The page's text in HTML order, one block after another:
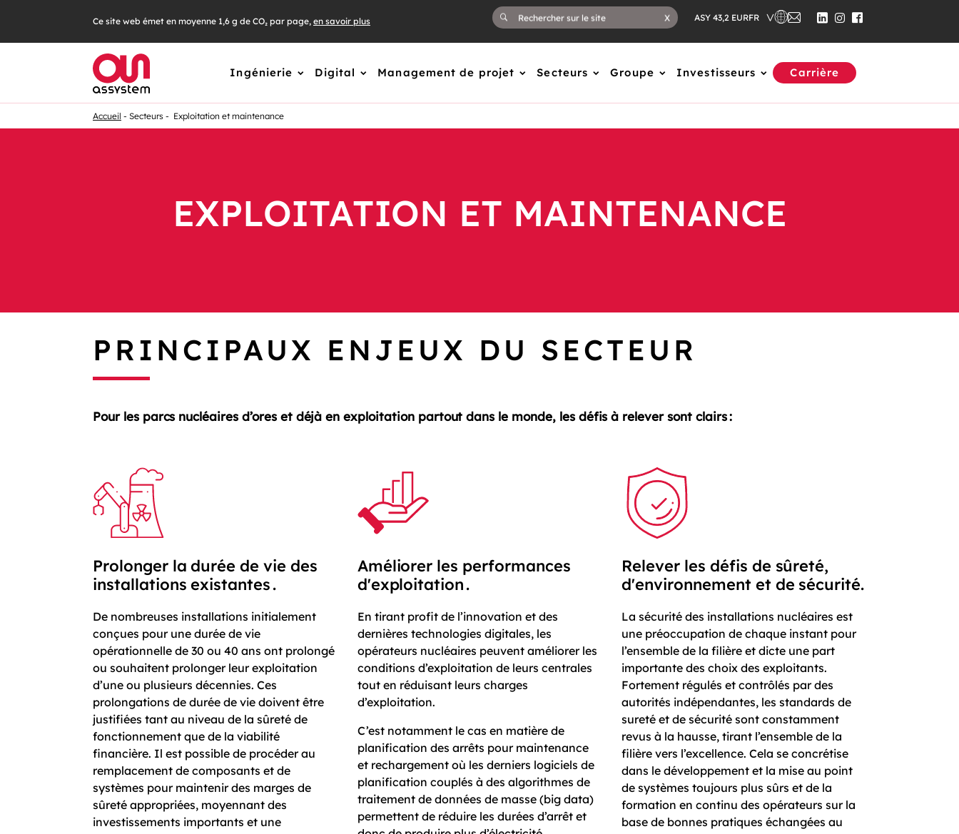
Ce site web émet en moyenne 1,6 g de CO₂ par page, en savoir plus X ASY 43,2 EURFR
Ingénierie Digital Management de projet Secteurs Groupe Investisseurs Carrière
Accueil Secteurs Exploitation et maintenance
EXPLOITATION ET MAINTENANCE
PRINCIPAUX ENJEUX DU SECTEUR
Pour les parcs nucléaires d’ores et déjàen exploitation partout dans le monde, les défis à relever sont clairs :
Prolonger la durée de vie des
installations existantes .
De nombreuses installations initialement
conçues pour une durée de vie
opérationnelle de 30 ou 40 ans ont prolongé
ou souhaitent prolonger leur exploitation
d’une ou plusieurs décennies. Ces
prolongations de durée de vie doivent être
justifiées tant au niveau de la sûreté de
fonctionnement que de la viabilité
financière. Il est possible de procéder au
remplacement de composants et de
systèmes pour maintenir des marges de
sûreté appropriées, moyennant des
investissements importants et une
Améliorer les performances
d'exploitation .
En tirant profit de l’innovation et des
dernières technologies digitales, les
opérateurs nucléaires peuvent améliorer les
conditions d’exploitation de leurs centrales
tout en réduisant leurs charges
d’exploitation.
C’est notamment le cas en matière de
planification des arrêts pour maintenance
et rechargement où les derniers logiciels de
planification couplés à des algorithmes de
traitement de données de masse (big data)
permettent de réduire les durées d’arrêt et
Relever les défis de sûreté,
d'environnement et de sécurité.
La sécurité des installations nucléaires est
une préoccupation de chaque instant pour
l’ensemble de la filière et dicte une part
importante des choix des exploitants.
Fortement régulés et contrôlés par des
autorités indépendantes, les standards de
sureté et de sécurité sont constamment
revus à la hausse, tirant l’ensemble de la
filière vers l’excellence. Cela se concrétise
dans le développement et la mise au point
de systèmes toujours plus sûrs et de la
formation en continu des opérateurs sur la
base de bonnes pratiques échangées au